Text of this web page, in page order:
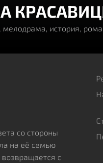
история,
90 1
со стороны
на её семью
с